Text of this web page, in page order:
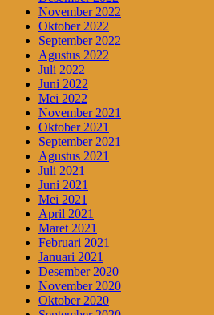
November 2022
Oktober 2022
September 2022
Agustus 2022
Juli 2022
Juni 2022
Mei 2022
November 2021
Oktober 2021
September 2021
Agustus 2021
Juli 2021
Juni 2021
Mei 2021
April 2021
Maret 2021
Februari 2021
Januari 2021
Desember 2020
November 2020
Oktober 2020